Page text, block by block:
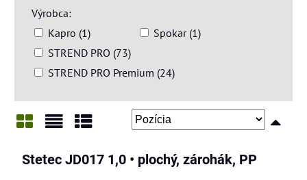
Výrobca:
Kapro (1)
Spokar (1)
STREND PRO (73)
STREND PRO Premium (24)
Stetec JD017 1,0 • plochý, zárohák, PP